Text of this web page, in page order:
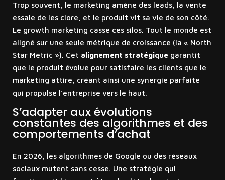
Trop souvent, le marketing amène des leads, la vente
essaie de les clore, et le produit vit sa vie de son côté.
Le growth marketing casse ces silos. Tout le monde est
aligné sur une seule métrique de croissance (la « North
Star Metric »). Cet alignement stratégiquegarantit
que le produit évolue pour satisfaire les clients que le
marketing attire, créant ainsi une synergie parfaite
qui propulse l’entreprise vers le haut.
S’adapter aux évolutions
constantes des algorithmes et des
comportements d’achat
En 2026, les algorithmes de Google ou des réseaux
sociaux mutent sans cesse. Une stratégie qui